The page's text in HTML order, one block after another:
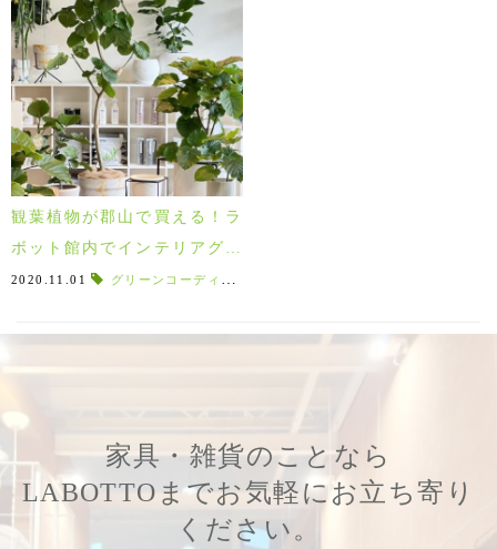
観葉植物が郡山で買える！ラ
ボット館内でインテリアグリ
ーンの販売もしております♪
2020.11.01 グリーンコーディネート
家具・雑貨のことなら
LABOTTOまでお気軽にお立ち寄り
ください。